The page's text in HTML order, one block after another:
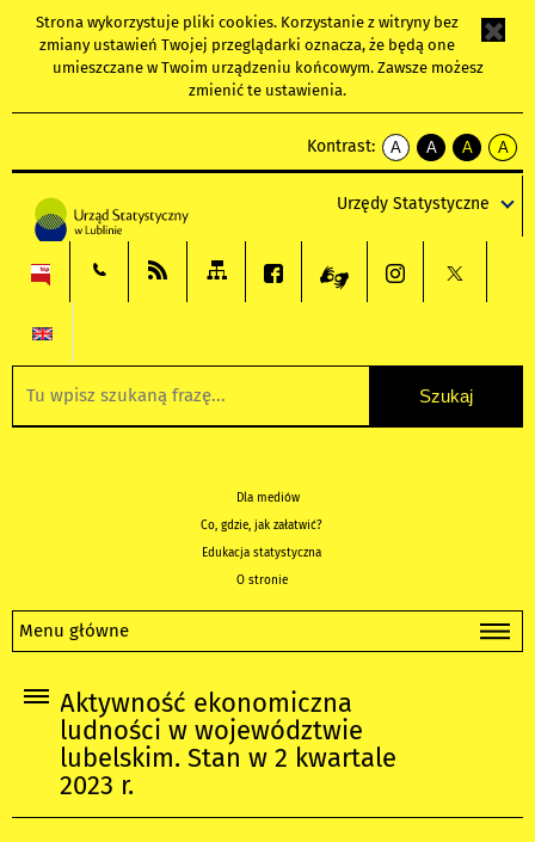
Strona wykorzystuje pliki cookies. Korzystanie z witryny bez
zmiany ustawień Twojej przeglądarki oznacza, że będą one
umieszczane w Twoim urządzeniu końcowym. Zawsze możesz
zmienić te ustawienia.
Kontrast:
A
kontrast
A
kontrast
tekst
czarnym
A
kontrast
tekst
czarnym
A
tekst
żółtym
Urzędy Statystyczne
Dla mediów
Co, gdzie, jak załatwić?
Edukacja statystyczna
O stronie
Menu główne
Aktywność ekonomiczna
ludności w województwie
lubelskim. Stan w 2 kwartale
2023 r.